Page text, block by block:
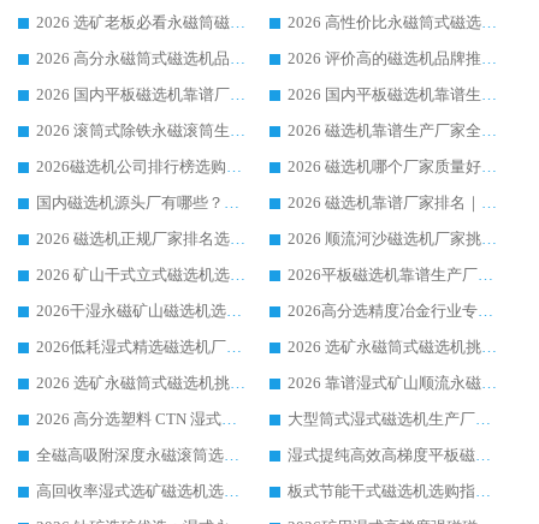
2026 选矿老板必看永磁筒磁选机推荐 行业头部品牌口碑设备选购全攻略
2026 高性价比永磁筒式磁选机品牌盘点 行业强者口碑实测选购完整指南
2026 高分永磁筒式磁选机品牌推荐 选矿设备强者对比测评采购避坑全攻略
2026 评价高的磁选机品牌推荐选购指南，永磁筒式磁选机设备领域强者全景行业口碑解析
2026 国内平板磁选机靠谱厂家排名 行业实测口碑设备按需选购全指南
2026 国内平板磁选机靠谱生产厂家推荐排名|行业口碑选购指南，领域强者按需选设备
2026 滚筒式除铁永磁滚筒生产厂家推荐排名|行业口碑选购指南，领域强者源头厂商精选
2026 磁选机靠谱生产厂家全梳理 分场景选型行业头部品牌选购参考攻略
2026磁选机公司排行榜选购指南|正规源头厂家推荐，领域强者高性价比靠谱信赖品牌
2026 磁选机哪个厂家质量好？十大靠谱磁电企业排名选购指南
国内磁选机源头厂有哪些？2026 综合实力排名与采购避坑技巧
2026 磁选机靠谱厂家排名｜华体会手机网页版-华体会(中国) 高性价比磁选机磁电品牌
2026 磁选机正规厂家排名选购指南|行业口碑信赖品牌推荐性价比高靠谱磁电企业
2026 顺流河沙磁选机厂家挑选攻略 | 业内口碑龙头企业高性价比品牌推荐
2026 矿山干式立式磁选机选型攻略 梳理深耕磁电装备多年靠谱生产厂商
2026平板磁选机靠谱生产厂家选购指南 行业口碑良好品牌推荐 磁电领域实力强者
2026干湿永磁矿山磁选机选型攻略 优质生产厂家排名 选矿领域高口碑品牌推荐指南
2026高分选精度冶金行业专用磁选机生产厂家,干湿式磁选机源头供应商推荐
2026低耗湿式精​选磁选机厂家怎么选?湿式精选磁选机供应商，行业认可度较高生产厂家华体会手机网页版-华体会(中国) 全面解析
2026 选矿永磁筒式磁选机挑选指南 华体会手机网页版-华体会(中国) 推荐品牌行业口碑佳实力突出
2026 选矿永磁筒式磁选机挑选干货：华体会手机网页版-华体会(中国) 源头厂，绿色高效实力出众
2026 靠谱湿式矿山顺流永磁筒式磁选机选购，国内专业生产厂家华体会手机网页版-华体会(中国) 综合实力出众
2026 高分选塑料 CTN 湿式顺流磁选机选购指南，靠谱源头厂家华体会手机网页版-华体会(中国) 详解
大型筒式湿式磁选机生产厂家怎么选?华体会手机网页版-华体会(中国) 设备口碑广受行业认可
全磁高吸附深度永磁滚筒选购指南 业内口碑稳定磁电设备生产厂家详细推荐
湿式提纯高效高梯度平板磁选机靠谱设备源头厂商华体会手机网页版-华体会(中国) 综合测评
高回收率湿式选矿磁选机选购指南 业内口碑磁电设备生产厂家实力解析
板式节能干式磁选机选购指南，源头生产厂家华体会手机网页版-华体会(中国) 综合实力可观